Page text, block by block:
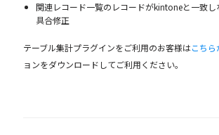
関連レコード一覧のレコードがkintoneと一致
具合修正
テーブル集計プラグインをご利用のお客様はこちら
ョンをダウンロードしてご利用ください。